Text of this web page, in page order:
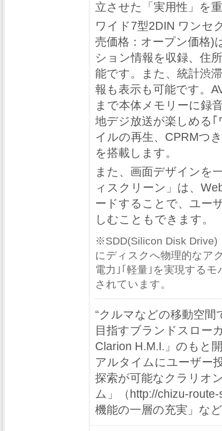
立させた「実用性」を
ワイド7型2DIN ワンセ
売価格：オープン価格)
ション情報を収録、住
能です。また、統計渋
報も表示も可能です。
まで本体メモリーに録
地デジ放送が楽しめる
イルの再生、CPRMつ
を搭載します。
また、画面デザインを
ィスクリーン」は、
ードすることで、ユー
しむこともできます。
※SDD(Silicon Disk Drive)
にディスクへ物理的なア
電力｣｢軽量｣を実現する
されています。
“クルマなどの移動空
目指すブランドスロー
Clarion H.M.I.」のもと
アルタイムにユーザー
探索が可能なクラリオ
ム」（http://chizu-
機能の一層の充実」な